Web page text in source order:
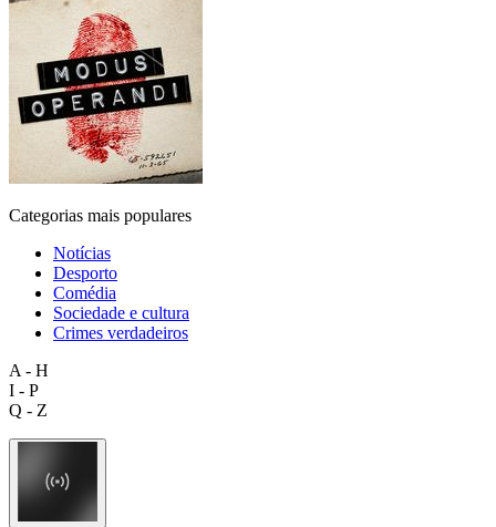
Categorias mais populares
Notícias
Desporto
Comédia
Sociedade e cultura
Crimes verdadeiros
A - H
I - P
Q - Z